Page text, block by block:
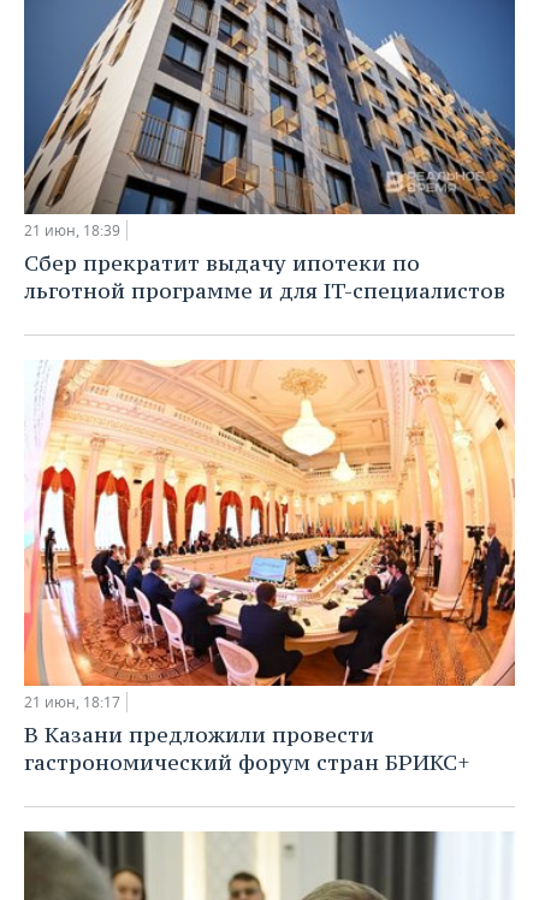
21 июн, 18:39
Сбер прекратит выдачу ипотеки по
льготной программе и для IT-специалистов
21 июн, 18:17
В Казани предложили провести
гастрономический форум стран БРИКС+